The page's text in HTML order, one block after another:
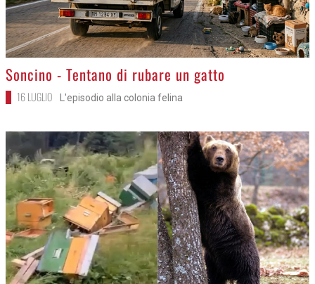
>
Soncino - Tentano di rubare un gatto
16 LUGLIO L'episodio alla colonia felina